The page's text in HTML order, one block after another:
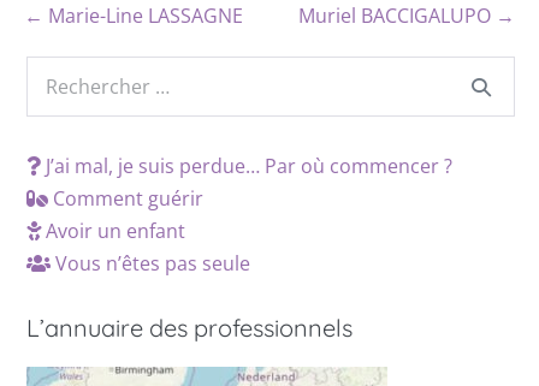
← Marie-Line LASSAGNE Muriel BACCIGALUPO →
J’ai mal, je suis perdue… Par où commencer ?
Comment guérir
Avoir un enfant
Vous n’êtes pas seule
L’annuaire des professionnels